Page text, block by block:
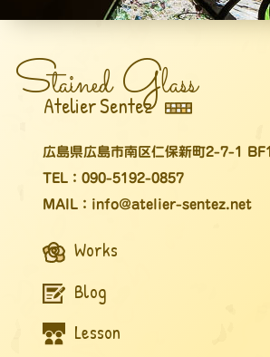
Stained Glass
Atelier Sentez
広島県広島市南区仁保新町2-7-1 BF1
TEL：090-5192-0857
MAIL：info@atelier-sentez.net
Works
Blog
Lesson